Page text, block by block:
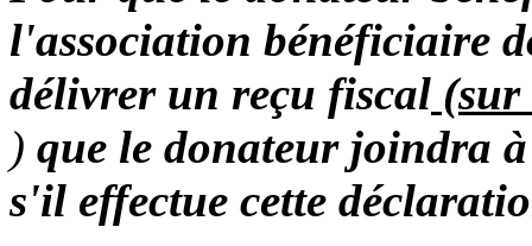
l'association bénéficiaire
délivrer un reçu fiscal (sur
) que le donateur joindra
s'il effectue cette